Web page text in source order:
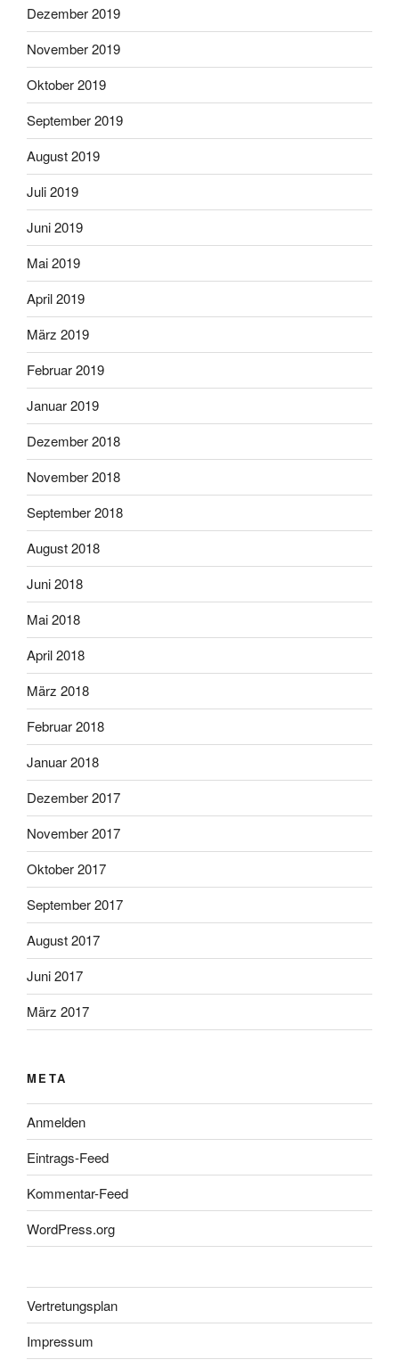
Dezember 2019
November 2019
Oktober 2019
September 2019
August 2019
Juli 2019
Juni 2019
Mai 2019
April 2019
März 2019
Februar 2019
Januar 2019
Dezember 2018
November 2018
September 2018
August 2018
Juni 2018
Mai 2018
April 2018
März 2018
Februar 2018
Januar 2018
Dezember 2017
November 2017
Oktober 2017
September 2017
August 2017
Juni 2017
März 2017
META
Anmelden
Eintrags-Feed
Kommentar-Feed
WordPress.org
Vertretungsplan
Impressum